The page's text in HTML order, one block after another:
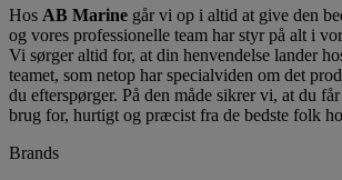
Hos AB Marine går vi op i altid at give den
og vores professionelle team har styr på alt i
Vi sørger altid for, at din henvendelse lander
teamet, som netop har specialviden om det
du efterspørger. På den måde sikrer vi, at du
brug for, hurtigt og præcist fra de bedste folk
Brands